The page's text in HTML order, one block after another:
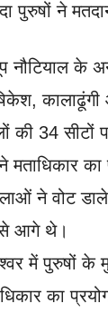
पुरुषों ने
नौटियाल के
कालाढूंगी
की 34
मताधिकार
ने वोट
आगे थे।
में पुरुषों के
का